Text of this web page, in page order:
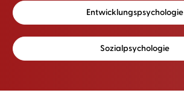
Entwicklungspsychologie
Sozialpsychologie